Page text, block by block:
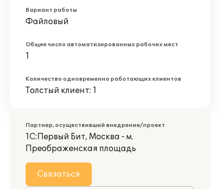
Вариант работы
Файловый
Общее число автоматизированных рабочих мест
1
Количество одновременно работающих клиентов
Толстый клиент: 1
Партнер, осуществивший внедрение/проект
1С:Первый Бит, Москва - м.
Преображенская площадь
Связаться